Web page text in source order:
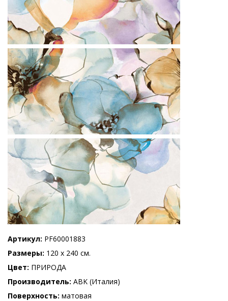
Артикул PF60001883
Размеры 120 x 240 см.
Цвет ПРИРОДА
Производитель ABK (Италия)
Поверхность матовая